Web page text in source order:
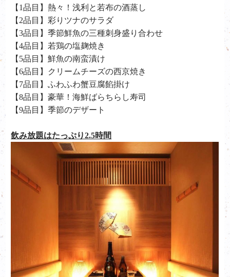
【1品目】熱々！浅利と若布の酒蒸し
【2品目】彩りツナのサラダ
【3品目】季節鮮魚の三種刺身盛り合わせ
【4品目】若鶏の塩麹焼き
【5品目】鮮魚の南蛮漬け
【6品目】クリームチーズの西京焼き
【7品目】ふわふわ蟹豆腐餡掛け
【8品目】豪華！海鮮ばらちらし寿司
【9品目】季節のデザート
飲み放題はたっぷり2.5時間